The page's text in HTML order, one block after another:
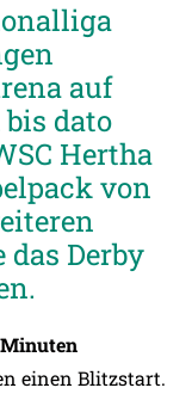
auf
dato
Hertha
von
Derby
einen Blitzstart.